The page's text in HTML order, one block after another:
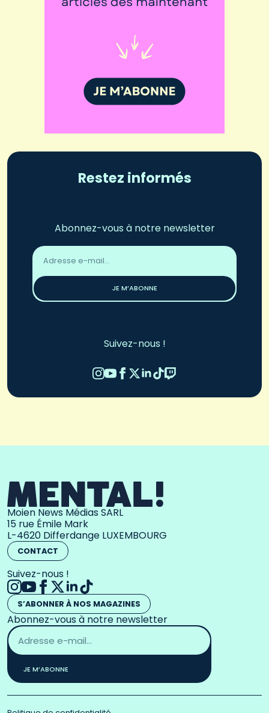
Restez informés
Abonnez-vous à notre newsletter
Adresse
email
JE M’ABONNE
Suivez-nous !
Moien News Médias SARL
15 rue Émile Mark
L-4620 Differdange LUXEMBOURG
CONTACT
Suivez-nous !
S’ABONNER À NOS MAGAZINES
Abonnez-vous à notre newsletter
Adresse
email
*
JE M’ABONNE